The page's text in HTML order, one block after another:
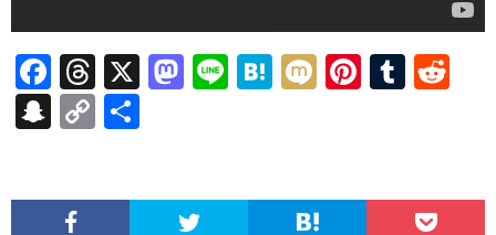
F
ac
e
o
T
hr
ea
X
M
o
Li H
a
M Pi
t
T
r
t
S
pc
C